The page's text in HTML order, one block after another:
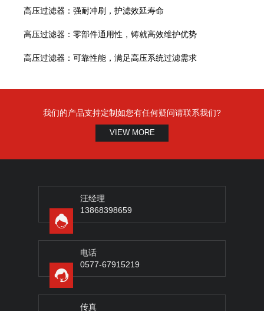
高压过滤器：强耐冲刷，护滤效延寿命
高压过滤器：零部件通用性，铸就高效维护优势
高压过滤器：可靠性能，满足高压系统过滤需求
我们的产品支持定制如您有任何疑问请联系我们?
VIEW MORE
汪经理
13868398659
电话
0577-67915219
传真